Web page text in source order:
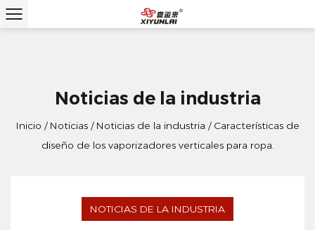
Noticias de la industria
Inicio / Noticias/ Noticias de la industria / Características de
diseño de los vaporizadores verticales para ropa.
NOTICIAS DE LA INDUSTRIA